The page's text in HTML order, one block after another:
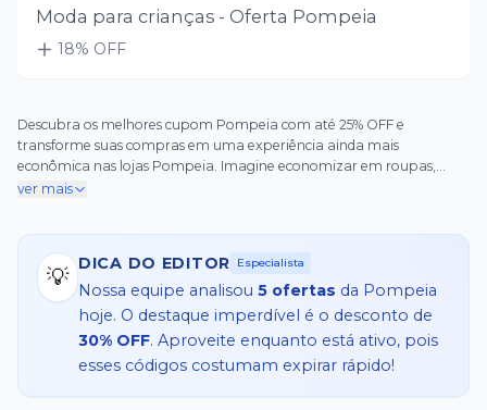
Moda para crianças - Oferta Pompeia
18% OFF
Descubra os melhores cupom Pompeia com até 25% OFF e
transforme suas compras em uma experiência ainda mais
econômica nas lojas Pompeia. Imagine economizar em roupas,
calçados e acessórios de qualidade, tudo com ofertas irresistíveis.
pedido ainda mais vantajoso. Além disso, aproveite os descontos
prog
ver mais
💡
DICA DO EDITOR Especialista
Nossa equipe analisou 5ofertas da Pompeia
hoje. O destaque imperdível é o desconto de
30% OFF. Aproveite enquanto está ativo, pois
esses códigos costumam expirar rápido!